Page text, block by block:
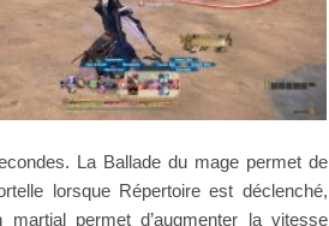
La Ballade du mage permet de
lorsque Répertoire est déclenché,
permet d’augmenter la vitesse